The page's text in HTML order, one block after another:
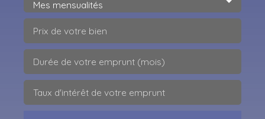
Mes mensualités
Prix de votre bien
Durée de votre emprunt (mois)
Taux d'intérêt de votre emprunt